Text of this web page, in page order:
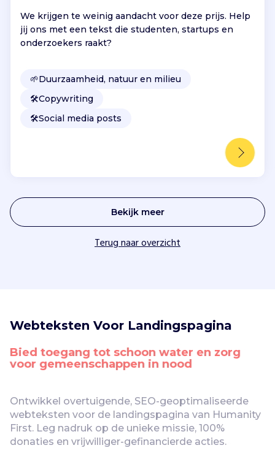
We krijgen te weinig aandacht voor deze prijs. Help
jij ons met een tekst die studenten, startups en
onderzoekers raakt?
🌱Duurzaamheid, natuur en milieu
🛠️Copywriting
🛠️Social media posts
Bekijk meer
Terug naar overzicht
Webteksten Voor Landingspagina
Bied toegang tot schoon water en zorg
voor gemeenschappen in nood
Ontwikkel overtuigende, SEO-geoptimaliseerde
webteksten voor de landingspagina van Humanity
First. Leg nadruk op de unieke missie, 100%
donaties en vrijwilliger-gefinancierde acties.